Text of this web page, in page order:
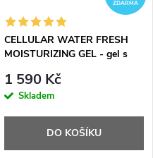
ZDARMA
CELLULAR WATER FRESH
MOISTURIZING GEL - gel s
1 590 Kč
Skladem
DO KOŠÍKU